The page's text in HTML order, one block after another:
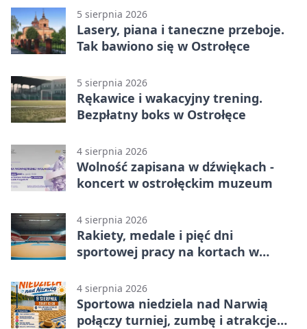
5 sierpnia 2026
Lasery, piana i taneczne przeboje.
Tak bawiono się w Ostrołęce
5 sierpnia 2026
Rękawice i wakacyjny trening.
Bezpłatny boks w Ostrołęce
4 sierpnia 2026
Wolność zapisana w dźwiękach -
koncert w ostrołęckim muzeum
4 sierpnia 2026
Rakiety, medale i pięć dni
sportowej pracy na kortach w
4 sierpnia 2026
Sportowa niedziela nad Narwią
połączy turniej, zumbę i atrakcje